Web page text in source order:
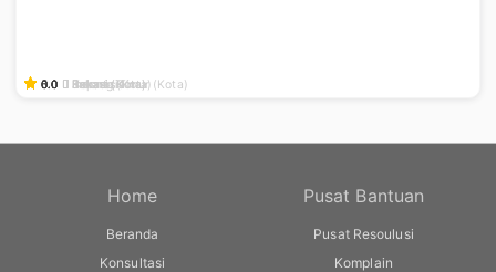
0.0 Bekasi
0.0 Kupang (Kota)
0.0 Indonesia
0.0 Jakarta Timur (Kota)
0.0 Bekasi
5.0 Indonesia
0.0 Bekasi (Kota)
5.0 Bekasi (Kota)
Home
Beranda
Konsultasi
Pusat Bantuan
Pusat Resoulusi
Komplain